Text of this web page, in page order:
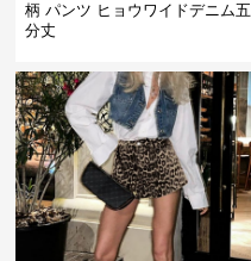
柄 パンツ ヒョウワイドデニム五
分丈